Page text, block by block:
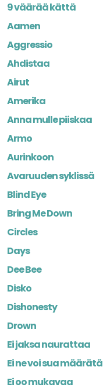
9 väärää kättä
Aamen
Aggressio
Ahdistaa
Airut
Amerika
Anna mulle piiskaa
Armo
Aurinkoon
Avaruuden syklissä
Blind Eye
Bring Me Down
Circles
Days
Dee Bee
Disko
Dishonesty
Drown
Ei jaksa naurattaa
Ei ne voi sua määrätä
Ei oo mukavaa